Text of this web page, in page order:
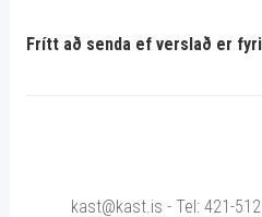
Frítt að senda ef verslað er
kast@kast.is - Tel: 421-